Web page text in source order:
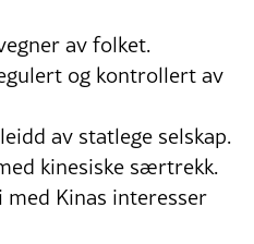
av folket.
og kontrollert av
av statlege selskap.
kinesiske særtrekk.
Kinas interesser